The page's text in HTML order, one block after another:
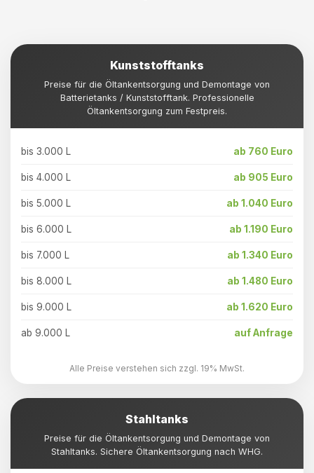
Kunststofftanks
Preise für die Öltankentsorgung und Demontage von
Batterietanks / Kunststofftank. Professionelle
Öltankentsorgung zum Festpreis.
bis 3.000 L ab 760 Euro
bis 4.000 L ab 905 Euro
bis 5.000 L ab 1.040 Euro
bis 6.000 L ab 1.190 Euro
bis 7.000 L ab 1.340 Euro
bis 8.000 L ab 1.480 Euro
bis 9.000 L ab 1.620 Euro
ab 9.000 L auf Anfrage
Alle Preise verstehen sich zzgl. 19% MwSt.
Stahltanks
Preise für die Öltankentsorgung und Demontage von
Stahltanks. Sichere Öltankentsorgung nach WHG.